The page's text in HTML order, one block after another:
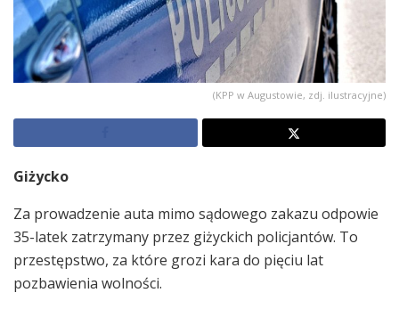
(KPP w Augustowie, zdj. ilustracyjne)
Giżycko
Za prowadzenie auta mimo sądowego zakazu odpowie
35-latek zatrzymany przez giżyckich policjantów. To
przestępstwo, za które grozi kara do pięciu lat
pozbawienia wolności.